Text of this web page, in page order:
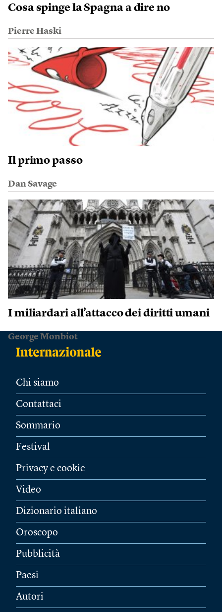
Cosa spinge la Spagna a dire no
Pierre Haski
Il primo passo
Dan Savage
I miliardari all’attacco dei diritti umani
George Monbiot
Chi siamo
Contattaci
Sommario
Festival
Privacy e cookie
Video
Dizionario italiano
Oroscopo
Pubblicità
Paesi
Autori